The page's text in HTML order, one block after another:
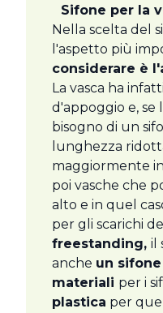
Sifone per la
Nella scelta del
l'aspetto più
considerare è
La vasca ha
d'appoggio e, se
bisogno di un
lunghezza
maggiormente
poi vasche che
alto e in quel
per gli scarichi
freestanding, il
anche un
materiali per i
plastica per